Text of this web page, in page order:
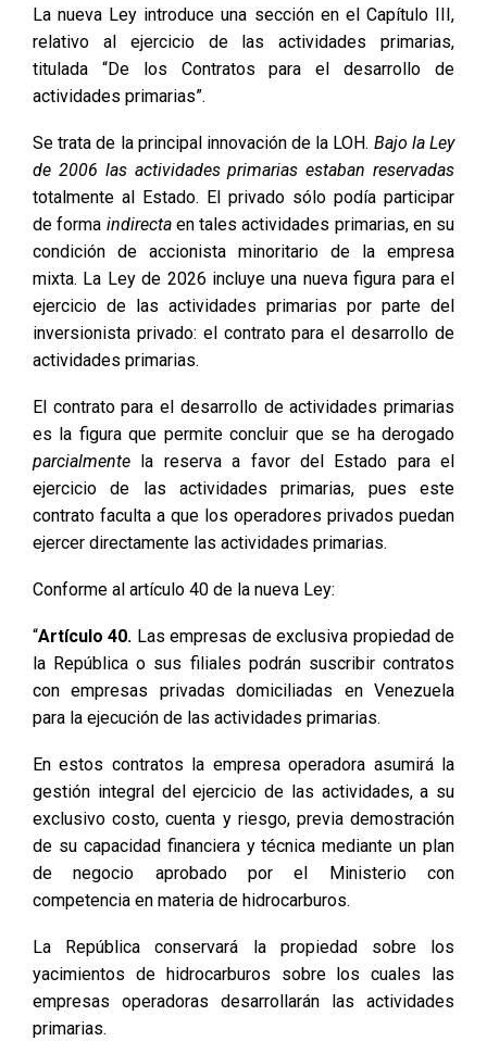
La nueva Ley introduce una sección en el Capítulo III,
relativo al ejercicio de las actividades primarias,
titulada “De los Contratos para el desarrollo de
actividades primarias”.
Se trata de la principal innovación de la LOH. Bajo la Ley
de 2006 las actividades primarias estaban reservadas
totalmente al Estado. El privado sólo podía participar
de forma indirectaen tales actividades primarias, en su
condición de accionista minoritario de la empresa
mixta. La Ley de 2026 incluye una nueva figura para el
ejercicio de las actividades primarias por parte del
inversionista privado: el contrato para el desarrollo de
actividades primarias.
El contrato para el desarrollo de actividades primarias
es la figura que permite concluir que se ha derogado
parcialmente la reserva a favor del Estado para el
ejercicio de las actividades primarias, pues este
contrato faculta a que los operadores privados puedan
ejercer directamente las actividades primarias.
Conforme al artículo 40 de la nueva Ley:
“Artículo 40. Las empresas de exclusiva propiedad de
la República o sus filiales podrán suscribir contratos
con empresas privadas domiciliadas en Venezuela
para la ejecución de las actividades primarias.
En estos contratos la empresa operadora asumirá la
gestión integral del ejercicio de las actividades, a su
exclusivo costo, cuenta y riesgo, previa demostración
de su capacidad financiera y técnica mediante un plan
de negocio aprobado por el Ministerio con
competencia en materia de hidrocarburos.
La República conservará la propiedad sobre los
yacimientos de hidrocarburos sobre los cuales las
empresas operadoras desarrollarán las actividades
primarias.